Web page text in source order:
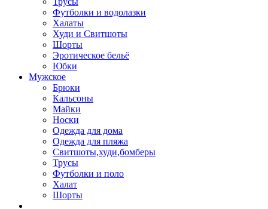
Футболки и водолазки
Халаты
Худи и Свитшоты
Шорты
Эротическое бельё
Юбки
Мужское
Брюки
Кальсоны
Майки
Носки
Одежда для дома
Одежда для пляжа
Свитшоты,худи,бомберы
Трусы
Футболки и поло
Халат
Шорты